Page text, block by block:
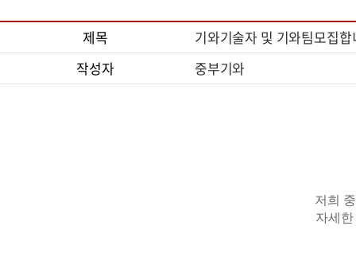
제목
기와기술자 및 기와팀모집
작성자
중부기와
저희
자세